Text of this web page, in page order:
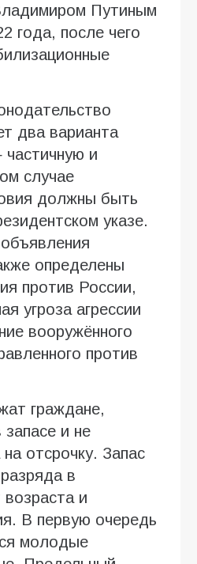
Путиным
года, после чего
два варианта
и
случае
должны быть
указе.
определены
против России,
угроза агрессии
вооружённого
против
граждане,
и не
отсрочку. Запас
в
и
В первую очередь
молодые